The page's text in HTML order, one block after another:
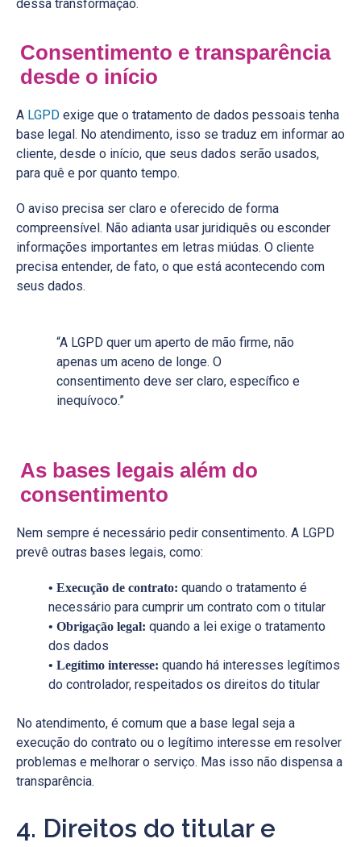
dessa transformação.
Consentimento e transparência
desde o início
A LGPD exige que o tratamento de dados pessoais tenha
base legal. No atendimento, isso se traduz em informar ao
cliente, desde o início, que seus dados serão usados,
para quê e por quanto tempo.
O aviso precisa ser claro e oferecido de forma
compreensível. Não adianta usar juridiquês ou esconder
informações importantes em letras miúdas. O cliente
precisa entender, de fato, o que está acontecendo com
seus dados.
“A LGPD quer um aperto de mão firme, não
apenas um aceno de longe. O
consentimento deve ser claro, específico e
inequívoco.”
As bases legais além do
consentimento
Nem sempre é necessário pedir consentimento. A LGPD
prevê outras bases legais, como:
• Execução de contrato: quando o tratamento é
necessário para cumprir um contrato com o titular
• Obrigação legal: quando a lei exige o tratamento
dos dados
• Legítimo interesse: quando há interesses legítimos
do controlador, respeitados os direitos do titular
No atendimento, é comum que a base legal seja a
execução do contrato ou o legítimo interesse em resolver
problemas e melhorar o serviço. Mas isso não dispensa a
transparência.
4. Direitos do titular e